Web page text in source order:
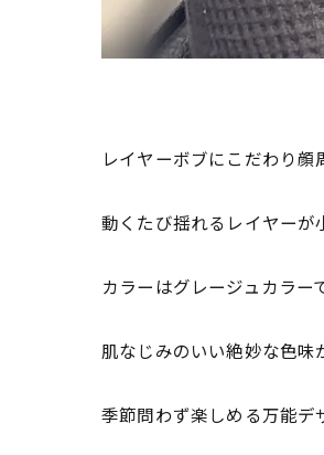
レイヤーボブにこだわり
動くたび揺れるレイヤー
カラーはグレージュカラ
肌なじみのいい絶妙な色
季節問わず楽しめる万能デ